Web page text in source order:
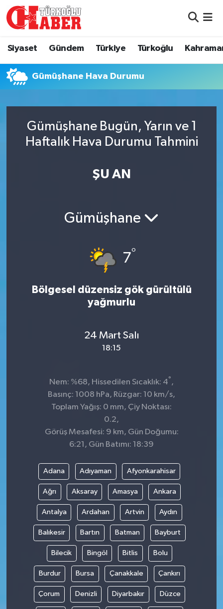
Siyaset Gündem Türkiye Türkoğlu
Gümüşhane Hava Durumu
Gümüşhane Bugün, Yarın ve 1
Haftalık Hava Durumu Tahmini
ŞU AN
Gümüşhane
7°
Bölgesel düzensiz gök gürültülü
yağmurlu
24 Mart Salı
18:15
Nem: %68, Hissedilen Sıcaklık: 4° ,
Basınç: 1008 hPa, Rüzgar: 10 km/s,
Toplam Yağış: 0 mm, Çiy Noktası:
0.2,
Görüş Mesafesi: 9 km, Gün Doğumu:
6:21, Gün Batımı: 18:39
Adana Adıyaman Afyonkarahisar
Ağrı Aksaray Amasya Ankara
Antalya Ardahan Artvin Aydın
Balıkesir Bartın Batman Bayburt
Bilecik Bingöl Bitlis Bolu
Burdur Bursa Çanakkale Çankırı
Çorum Denizli Diyarbakır Düzce
Gündem
Türkiye
Kahramanmaraş
Hava Durumu
Namaz Vakitleri
Süper Lig Puan Durumu ve Fikstür
Haber Arşivi